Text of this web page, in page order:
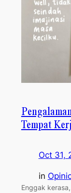
Tempat
Oct 31,
in
Enggak